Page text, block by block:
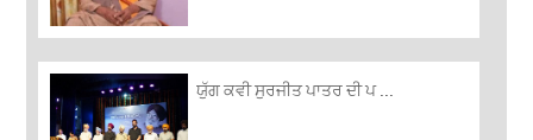
ਯੁੱਗ ਕਵੀ ਸੁਰਜੀਤ ਪਾਤਰ ਦੀ ਪ ...